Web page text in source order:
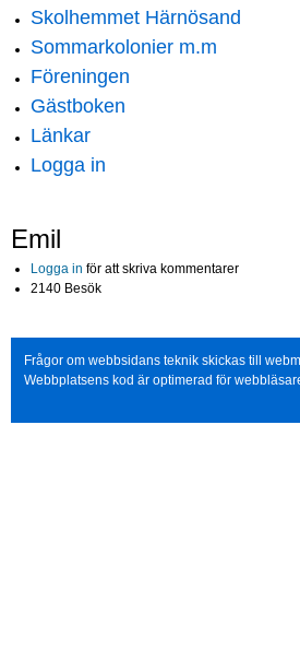
Skolhemmet Härnösand
Sommarkolonier m.m
Föreningen
Gästboken
Länkar
Logga in
Emil
Logga in för att skriva kommentarer
2140 Besök
Frågor om webbsidans teknik skickas till
Webbplatsens kod är optimerad för